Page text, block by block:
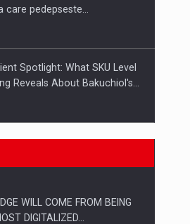
care pedepseste…
Spotlight: What SKU Level
Reveals About Bakuchiol's…
si comerciantii care nu
and the Future of
WILL COME FROM BEING
DIGITALIZED…